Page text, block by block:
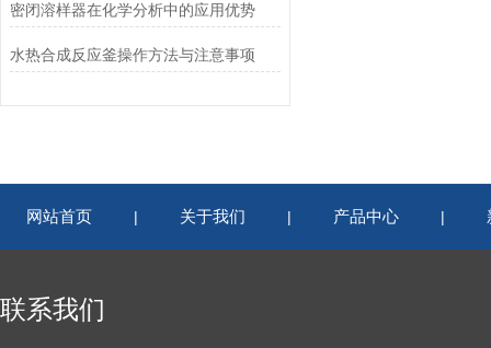
密闭溶样器在化学分析中的应用优势
水热合成反应釜操作方法与注意事项
网站首页 | 关于我们 | 产品中心 |
联系我们